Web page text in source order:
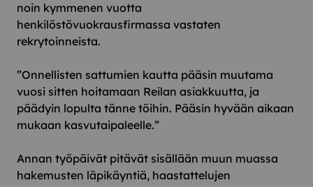
noin kymmenen vuotta
henkilöstövuokrausfirmassa vastaten
rekrytoinneista.
”Onnellisten sattumien kautta pääsin muutama
vuosi sitten hoitamaan Reilan asiakkuutta, ja
päädyin lopulta tänne töihin. Pääsin hyvään aikaan
mukaan kasvutaipaleelle.”
Annan työpäivät pitävät sisällään muun muassa
hakemusten läpikäyntiä, haastattelujen